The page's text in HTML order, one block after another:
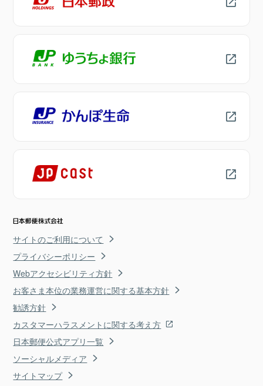
サイトのご利用について
プライバシーポリシー
Webアクセシビリティ方針
お客さま本位の業務運営に関する基本方針
勧誘方針
カスタマーハラスメントに関する考え方
日本郵便公式アプリ一覧
ソーシャルメディア
サイトマップ